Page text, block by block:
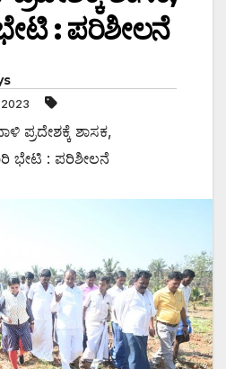
: ಪರಿಶೀಲನೆ
2023
ಪ್ರದೇಶಕ್ಕೆ ಶಾಸಕ,
ಭೇಟಿ : ಪರಿಶೀಲನೆ